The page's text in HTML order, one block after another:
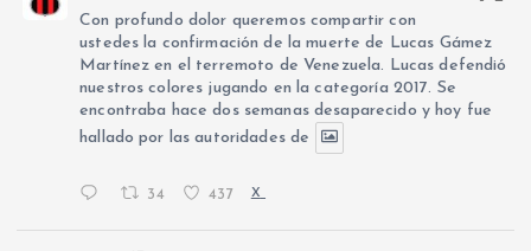
Con profundo dolor queremos compartir con
ustedes la confirmación de la muerte de Lucas Gámez
Martínez en el terremoto de Venezuela. Lucas defendió
nuestros colores jugando en la categoría 2017. Se
encontraba hace dos semanas desaparecido y hoy fue
hallado por las autoridades de
34 437 X